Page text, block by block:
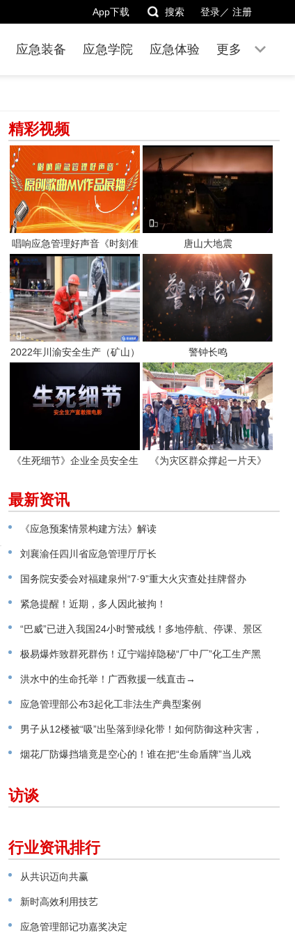
登录／ 注册
App下载 搜索
应急装备 应急学院 应急体验 更多
精彩视频
唱响应急管理好声音《时刻准
唐山大地震
2022年川渝安全生产（矿山）
赛
警钟长鸣
《生死细节》企业全员安全生
《为灾区群众撑起一片天》
最新资讯
《应急预案情景构建方法》解读
刘襄渝任四川省应急管理厅厅长
国务院安委会对福建泉州“7·9”重大火灾查处挂牌督办
紧急提醒！近期，多人因此被拘！
“巴威”已进入我国24小时警戒线！多地停航、停课、景区
关闭极易爆炸致群死群伤！辽宁端掉隐秘“厂中厂”化工生产黑
窝点洪水中的生命托举！广西救援一线直击→
应急管理部公布3起化工非法生产典型案例
男子从12楼被“吸”出坠落到绿化带！如何防御这种灾害，
请看指南→
烟花厂防爆挡墙竟是空心的！谁在把“生命盾牌”当儿戏
访谈
行业资讯排行
从共识迈向共赢
新时高效利用技艺
应急管理部记功嘉奖决定